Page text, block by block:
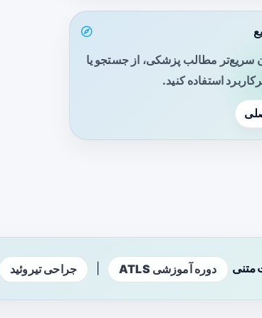
سریع‌تر مطالب پزشکی، از جستجو یا
استفاده کنید.
متنی دوره آموزشی ATLS جراحی تیروئید